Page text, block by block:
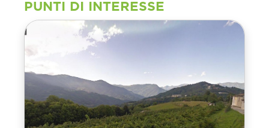
PUNTI DI INTERESSE